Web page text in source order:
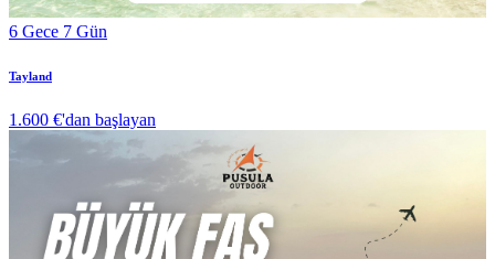
6 Gece 7 Gün
Tayland
1.600 €'dan başlayan